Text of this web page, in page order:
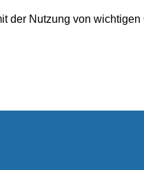
der Nutzung von